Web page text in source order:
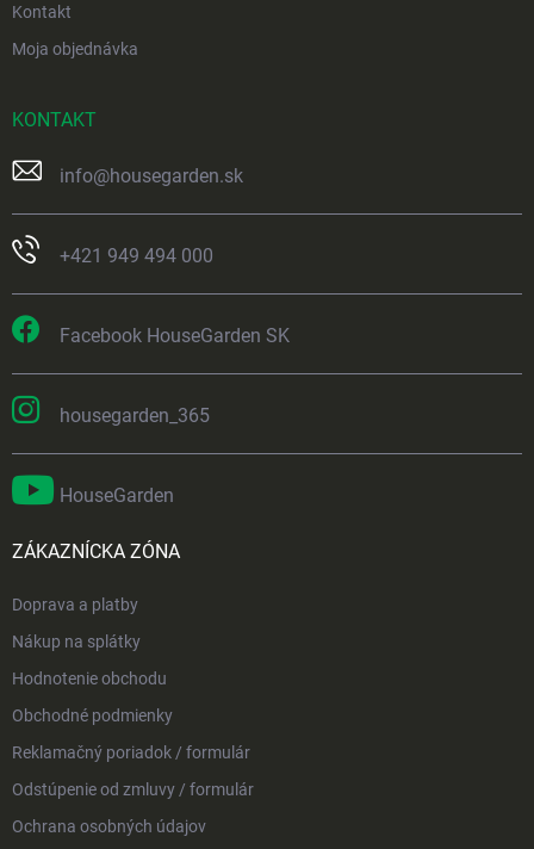
Kontakt
Moja objednávka
KONTAKT
info@housegarden.sk
+421 949 494 000
Facebook HouseGarden SK
housegarden_365
HouseGarden
ZÁKAZNÍCKA ZÓNA
Doprava a platby
Nákup na splátky
Hodnotenie obchodu
Obchodné podmienky
Reklamačný poriadok / formulár
Odstúpenie od zmluvy / formulár
Ochrana osobných údajov